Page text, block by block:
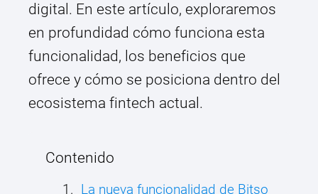
digital. En este artículo, exploraremos
en profundidad cómo funciona esta
funcionalidad, los beneficios que
ofrece y cómo se posiciona dentro del
ecosistema fintech actual.
Contenido
La nueva funcionalidad de Bitso